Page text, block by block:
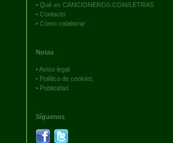
• Qué es CANCIONEROS.COM/LETRAS
• Contacto
• Cómo colaborar
Notas
•Aviso legal
• Política de cookies
• Publicidad
Síguenos